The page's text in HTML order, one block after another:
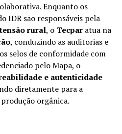
Enquanto os
IDR são responsáveis pela
rural, o Tecparatua na
, conduzindo as auditorias e
selos de conformidade com
pelo Mapa, o
e autenticidade
diretamente para a
orgânica.